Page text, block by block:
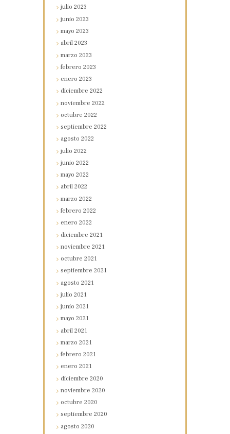
julio2023
junio2023
mayo2023
abril2023
marzo2023
febrero2023
enero2023
diciembre2022
noviembre2022
octubre2022
septiembre2022
agosto2022
julio2022
junio2022
mayo2022
abril2022
marzo2022
febrero2022
enero2022
diciembre2021
noviembre2021
octubre2021
septiembre2021
agosto2021
julio2021
junio2021
mayo2021
abril2021
marzo2021
febrero2021
enero2021
diciembre2020
noviembre2020
octubre2020
septiembre2020
agosto2020